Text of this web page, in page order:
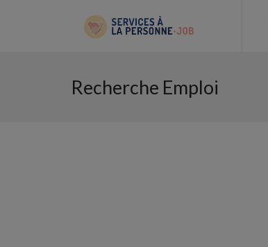
Recherche Emploi